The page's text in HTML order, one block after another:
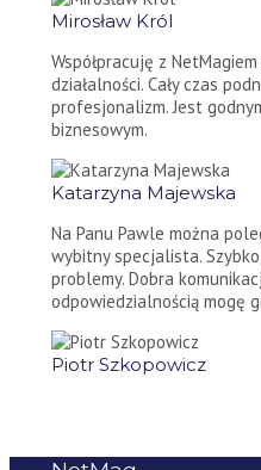
Mirosław Król
Współpracuję z
działalności. Cały czas
profesjonalizm. Jest
biznesowym.
Katarzyna Majewska
Na Panu Pawle można
wybitny specjalista.
problemy. Dobra
odpowiedzialnością mogę
Piotr Szkopowicz